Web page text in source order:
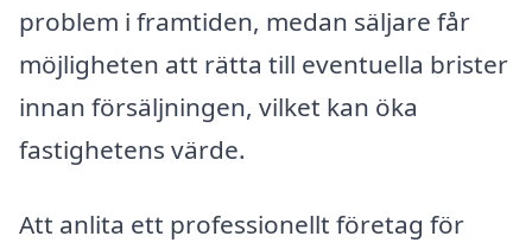
problem i framtiden, medan säljare får
möjligheten att rätta till eventuella brister
innan försäljningen, vilket kan öka
fastighetens värde.
Att anlita ett professionellt företag för